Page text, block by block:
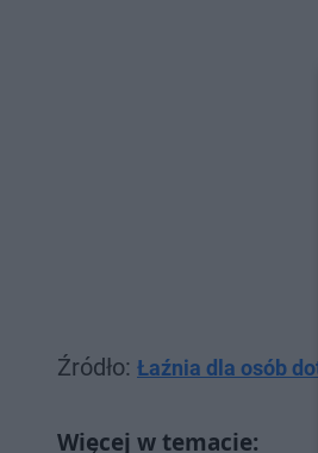
Źródło: Łaźnia dla osób